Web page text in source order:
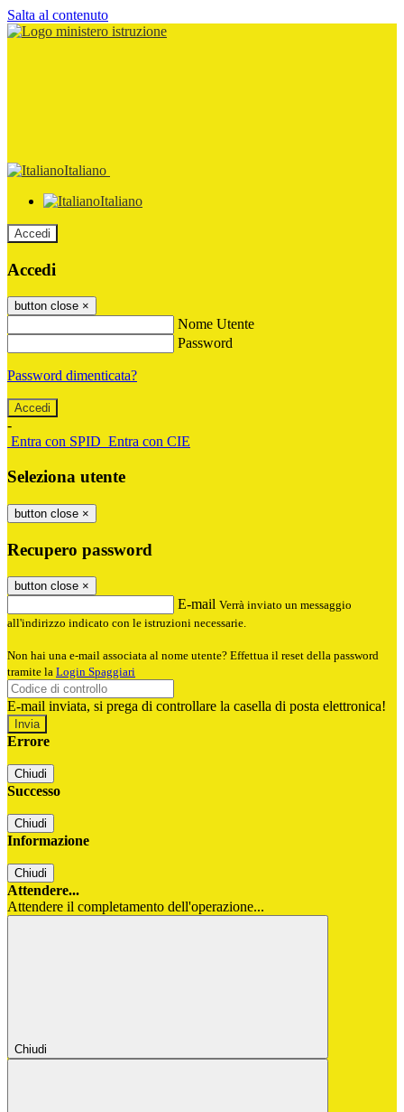
Salta al contenuto
Italiano
Italiano
Accedi
Accedi
button close ×
Nome Utente
Password
Password dimenticata?
-
Entra con SPID Entra con CIE
Seleziona utente
button close ×
Recupero password
button close ×
E-mail Verrà inviato un messaggio
all'indirizzo indicato con le istruzioni necessarie.
Non hai una e-mail associata al nome utente? Effettua il reset della password
tramite la Login Spaggiari
E-mail inviata, si prega di controllare la casella di posta elettronica!
Errore
Chiudi
Successo
Chiudi
Informazione
Chiudi
Attendere...
Attendere il completamento dell'operazione...
Chiudi